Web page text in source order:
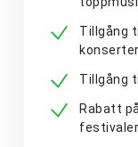
Tillgång
Tillgång
Rabatt
festivaler